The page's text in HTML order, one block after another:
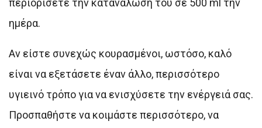
περιορίσετε την κατανάλωσή του σε 500 ml την
ημέρα.
Αν είστε συνεχώς κουρασμένοι, ωστόσο, καλό
είναι να εξετάσετε έναν άλλο, περισσότερο
υγιεινό τρόπο για να ενισχύσετε την ενέργειά σας.
Προσπαθήστε να κοιμάστε περισσότερο, να